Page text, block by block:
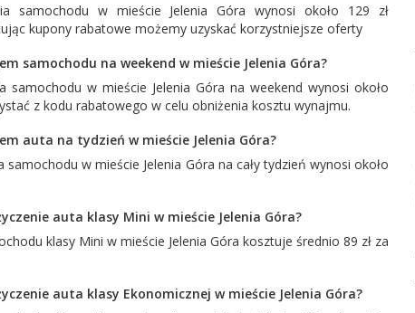
samochodu w mieście Jelenia Góra wynosi około 129 zł
kupony rabatowe możemy uzyskać korzystniejsze oferty
samochodu na weekend w mieście Jelenia Góra?
samochodu w mieście Jelenia Góra na weekend wynosi około
z kodu rabatowego w celu obniżenia kosztu wynajmu.
auta na tydzień w mieście Jelenia Góra?
samochodu w mieście Jelenia Góra na cały tydzień wynosi około
auta klasy Mini w mieście Jelenia Góra?
klasy Mini w mieście Jelenia Góra kosztuje średnio 89 zł za
auta klasy Ekonomicznej w mieście Jelenia Góra?